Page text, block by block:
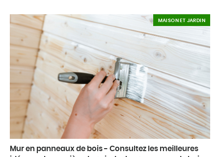
Mur en panneaux de bois - Consultez les meilleures
MAISON ET JARDIN